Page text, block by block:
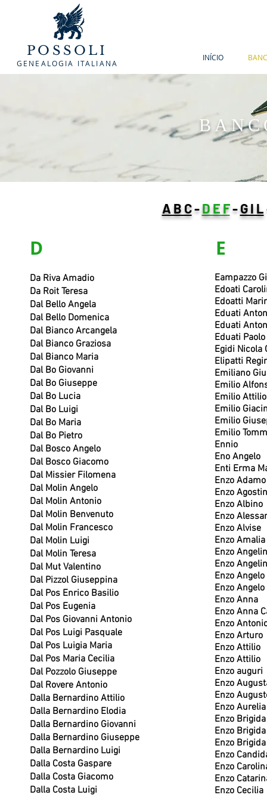
POSSOLI
GENEALOGIA ITALIANA
INÍCIO
A B C-D E F-G I L
D
Da Riva Amadio
Da Roit Teresa
Dal Bello Angela
Dal Bello Domenica
Dal Bianco Arcangela
Dal Bianco Graziosa
Dal Bianco Maria
Dal Bo Giovanni
Dal Bo Giuseppe
Dal Bo Lucia
Dal Bo Luigi
Dal Bo Maria
Dal Bo Pietro
Dal Bosco Angelo
Dal Bosco Giacomo
Dal Missier Filomena
Dal Molin Angelo
Dal Molin Antonio
Dal Molin Benvenuto
Dal Molin Francesco
Dal Molin Luigi
Dal Molin Teresa
Dal Mut Valentino
Dal Pizzol Giuseppina
Dal Pos Enrico Basilio
Dal Pos Eugenia
Dal Pos Giovanni Antonio
Dal Pos Luigi Pasquale
Dal Pos Luigia Maria
Dal Pos Maria Cecilia
Dal Pozzolo Giuseppe
Dal Rovere Antonio
Dalla Bernardino Attilio
Dalla Bernardino Elodia
Dalla Bernardino Giovanni
Dalla Bernardino Giuseppe
Dalla Bernardino Luigi
Dalla Costa Gaspare
Dalla Costa Giacomo
Dalla Costa Luigi
E
Eampazzo
Edoati
Edoatti
Eduati
Eduati
Eduati Paolo
Egidi Nicola
Elipatti
Emiliano
Emilio
Emilio
Emilio
Emilio
Emilio
Ennio
Eno Angelo
Enti Erma
Enzo Adamo
Enzo
Enzo Albino
Enzo
Enzo Alvise
Enzo Amalia
Enzo
Enzo
Enzo Angelo
Enzo
Enzo Anna
Enzo Anna
Enzo
Enzo Arturo
Enzo Attilio
Enzo Attilio
Enzo auguri
Enzo
Enzo
Enzo Aurelia
Enzo Brigida
Enzo Brigida
Enzo
Enzo
Enzo
Enzo
Enzo Cecilia